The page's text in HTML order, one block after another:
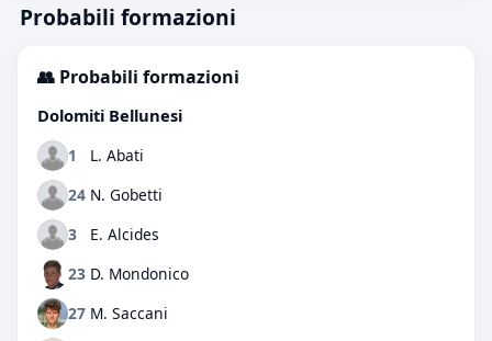
Probabili formazioni
👥 Probabili formazioni
Dolomiti Bellunesi
1
L. Abati
24 N. Gobetti
3
E. Alcides
23 D. Mondonico
27 M. Saccani